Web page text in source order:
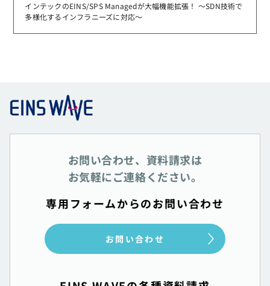
インテックのEINS/SPS Managedが大幅機能拡張！ ～SDN技術で
多様化するインフラニーズに対応～
お問い合わせ、資料請求は
お気軽にご連絡ください。
専用フォームからのお問い合わせ
お問い合わせ